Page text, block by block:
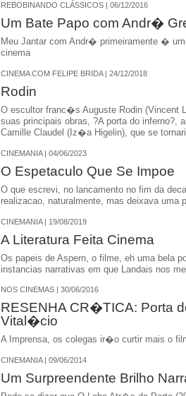
REBOBINANDO CLÁSSICOS | 06/12/2016
Um Bate Papo com Andr�
Meu Jantar com Andr� primeiramente �
cinema
CINEMA COM FELIPE BRIDA | 24/12/2018
Rodin
O escultor franc�s Auguste Rodin (Vincent
suas principais obras, ?A porta do inferno?,
Camille Claudel (Iz�a Higelin), que se
CINEMANIA | 04/06/2023
O Espetaculo Que Se Impoe
O que escrevi, no lancamento no fim da
realizacao, naturalmente, mas deixava uma
CINEMANIA | 19/08/2019
A Literatura Feita Cinema
Os papeis de Aspern, o filme, eh uma bela
instancias narrativas em que Landais nos
NOS CINEMAS | 30/06/2016
RESENHA CR�TICA: Porta
Vital�cio
A Imprensa, os colegas ir�o curtir mais o
CINEMANIA | 09/06/2014
Um Surpreendente Brilho